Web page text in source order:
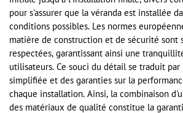
pour s'assurer que la véranda est installée
conditions possibles. Les normes
matière de construction et de sécurité sont
respectées, garantissant ainsi une
utilisateurs. Ce souci du détail se traduit par
simplifiée et des garanties sur la
chaque installation. Ainsi, la combinaison
des matériaux de qualité constitue la